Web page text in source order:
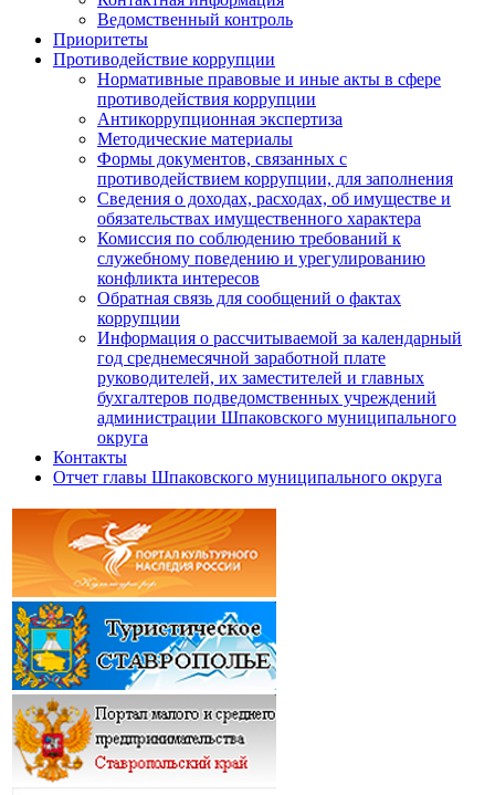
Ведомственный контроль
Приоритеты
Противодействие коррупции
Нормативные правовые и иные акты в сфере
противодействия коррупции
Антикоррупционная экспертиза
Методические материалы
Формы документов, связанных с
противодействием коррупции, для заполнения
Сведения о доходах, расходах, об имуществе и
обязательствах имущественного характера
Комиссия по соблюдению требований к
служебному поведению и урегулированию
конфликта интересов
Обратная связь для сообщений о фактах
коррупции
Информация о рассчитываемой за календарный
год среднемесячной заработной плате
руководителей, их заместителей и главных
бухгалтеров подведомственных учреждений
администрации Шпаковского муниципального
округа
Контакты
Отчет главы Шпаковского муниципального округа